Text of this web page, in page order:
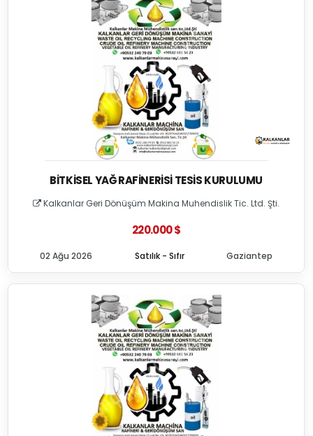
BITKISEL YAĞ RAFINERISI TESIS KURULUMU
Kalkanlar Geri Dönüşüm Makina Muhendislik Tic. Ltd. Şti.
220.000 $
Satılık - Sıfır
02 Ağu 2026 Gaziantep